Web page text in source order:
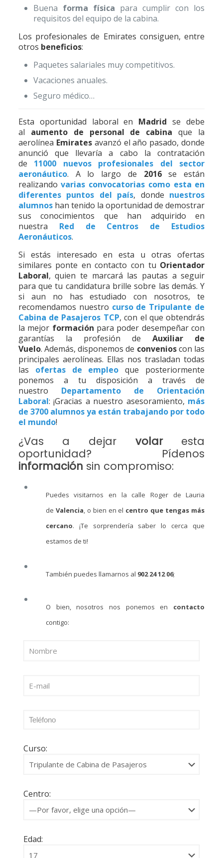
Buena forma física para cumplir con los
requisitos del equipo de la cabina.
Los profesionales de Emirates consiguen, entre
otros beneficios:
Paquetes salariales muy competitivos.
Vacaciones anuales.
Seguro médico…
Esta oportunidad laboral en Madrid se debe
al aumento de personal de cabina que la
aerolínea Emirates avanzó el año pasado, donde
anunció que llevaría a cabo la contratación
de 11000 nuevos profesionales del sector
aeronáutico. A lo largo de 2016se están
realizandovarias convocatorias como esta en
diferentes puntos del país, donde nuestros
alumnoshan tenido la oportunidad de demostrar
sus conocimientos que han adquirido en
nuestra Red de Centros de Estudios
Aeronáuticos.
Si estás interesado en esta u otras ofertas
similares ponte en contacto con tu Orientador
Laboral, quien te marcará las pautas a seguir
para que tu candidatura brille sobre las demás. Y
si aun no has estudiado con nosotros, te
recomendamos nuestro curso de Tripulante de
Cabina de Pasajeros TCP, con el que obtendrás
la mejor formación para poder desempeñar con
garantías la profesión deAuxiliar de
Vuelo. Además, disponemos de convenioscon las
principales aerolíneas. Ellas nos trasladan todas
las ofertas de empleo que posteriormente
ponemos a tu disposición a través de
nuestro Departamento de Orientación
Laboral: ¡Gracias a nuestro asesoramiento, más
de 3700 alumnosya están trabajando por todo
el mundo!
¿Vas a dejar volaresta
oportunidad? Pídenos
información sin compromiso:
Puedes visitarnos en la calle Roger de Lauria
de Valencia, o bien en el centro que tengas más
cercano. ¡Te sorprendería saber lo cerca que
estamos de ti!
También puedes llamarnos al 902 24 12 06;
O bien, nosotros nos ponemos en contacto
contigo:
Curso:
Centro:
Edad: